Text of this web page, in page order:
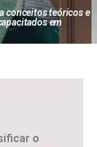
conceitos teóricos e
em
o